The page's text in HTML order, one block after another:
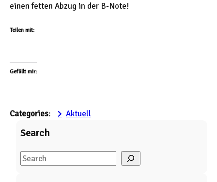
einen fetten Abzug in der B-Note!
Teilen mit:
Gefällt mir:
Categories: Aktuell
Search
S